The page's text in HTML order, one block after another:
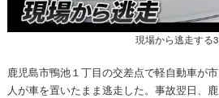
現場から逃走する3
鹿児島市鴨池１丁目の交差点で軽自動車が
人が車を置いたまま逃走した。事故翌日、